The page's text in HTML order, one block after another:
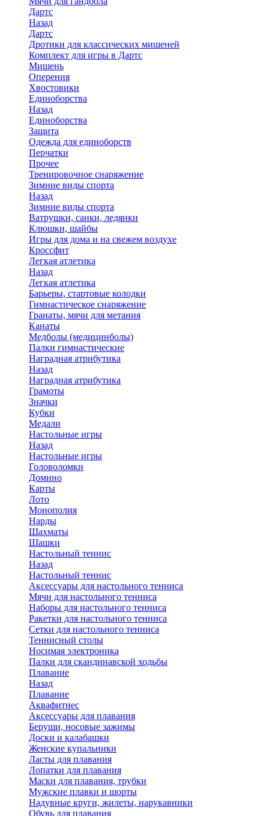
Дартс
Назад
Дартс
Дротики для классических мишеней
Комплект для игры в Дартс
Мишень
Оперения
Хвостовики
Единоборства
Назад
Единоборства
Защита
Одежда для единоборств
Перчатки
Прочее
Тренировочное снаряжение
Зимние виды спорта
Назад
Зимние виды спорта
Ватрушки, санки, ледянки
Клюшки, шайбы
Игры для дома и на свежем воздухе
Кроссфит
Легкая атлетика
Назад
Легкая атлетика
Барьеры, стартовые колодки
Гимнастическое снаряжение
Гранаты, мячи для метания
Канаты
Медболы (медицинболы)
Палки гимнастические
Наградная атрибутика
Назад
Наградная атрибутика
Грамоты
Значки
Кубки
Медали
Настольные игры
Назад
Настольные игры
Головоломки
Домино
Карты
Лото
Монополия
Нарды
Шахматы
Шашки
Настольный теннис
Назад
Настольный теннис
Аксессуары для настольного тенниса
Мячи для настольного тенниса
Наборы для настольного тенниса
Ракетки для настольного тенниса
Сетки для настольного тенниса
Теннисный столы
Носимая электроника
Палки для скандинавской ходьбы
Плавание
Назад
Плавание
Аквафитнес
Аксессуары для плавания
Беруши, носовые зажимы
Доски и калабашки
Женские купальники
Ласты для плавания
Лопатки для плавания
Маски для плавания, трубки
Мужские плавки и шорты
Надувные круги, жилеты, нарукавники
Обувь для плавания